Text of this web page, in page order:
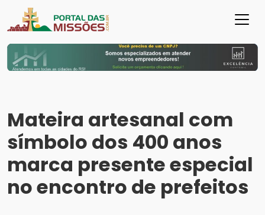
Mateira artesanal com
símbolo dos 400 anos
marca presente especial
no encontro de prefeitos